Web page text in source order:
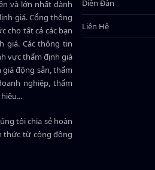
và lớn nhất dành
giá. Cổng thông
cho tất cả các bạn
giá. Các thông tin
vực thẩm định giá
động sản, thẩm
nghiệp, thẩm
tôi chia sẻ hoàn
thức từ cộng đồng
Diễn Đàn
Liên Hệ